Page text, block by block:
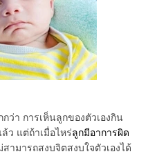
การเห็นลูกของตัวเองกิน
ว แต่ถ้าเมื่อไหร่ลูกมีอาการผิด
ามารถสงบจิตสงบใจตัวเองได้